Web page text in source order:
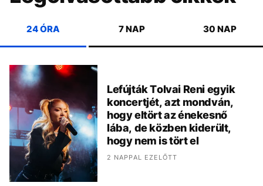
24 ÓRA 7 NAP 30 NAP
Lefújták Tolvai Reni egyik
koncertjét, azt mondván,
hogy eltört az énekesnő
lába, de közben kiderült,
hogy nem is tört el
2 NAPPAL EZELŐTT